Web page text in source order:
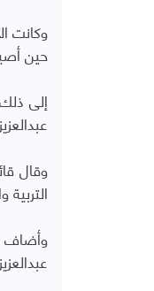
وكانت
حين
إلى
وقال
وأضاف